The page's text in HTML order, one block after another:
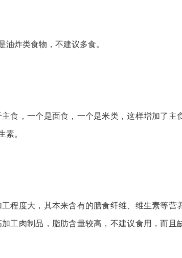
炸类食物，不建议多食。
，一个是面食，一个是米类，这样增加了主
素。
度大，其本来含有的膳食纤维、维生素等营
工肉制品，脂肪含量较高，不建议食用，而且